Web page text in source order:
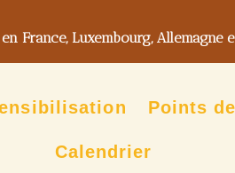
France, Luxembourg, Allemagne
Points
Calendrier